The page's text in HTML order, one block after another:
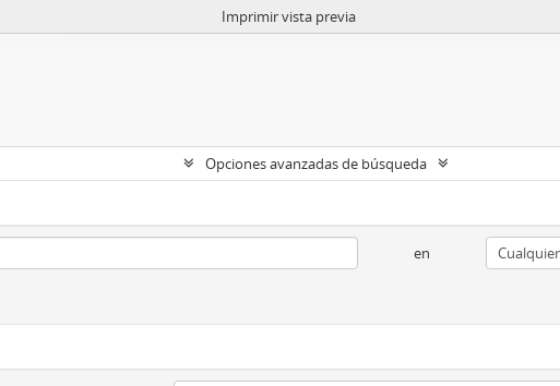
Imprimir vista previa
Opciones avanzadas de búsqueda
en